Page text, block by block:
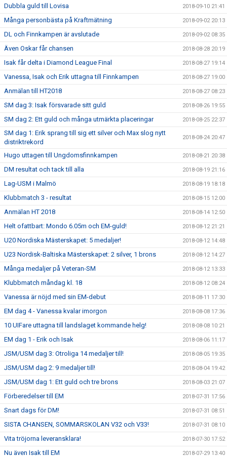
Dubbla guld till Lovisa 2018-09-10 21:41
Många personbästa på Kraftmätning 2018-09-02 20:13
DL och Finnkampen är avslutade 2018-09-02 08:35
Även Oskar får chansen 2018-08-28 20:19
Isak får delta i Diamond League Final 2018-08-27 19:14
Vanessa, Isak och Erik uttagna till Finnkampen 2018-08-27 19:00
Anmälan till HT2018 2018-08-27 08:23
SM dag 3: Isak försvarade sitt guld 2018-08-26 19:55
SM dag 2: Ett guld och många utmärkta placeringar 2018-08-25 22:37
SM dag 1: Erik sprang till sig ett silver och Max slog nytt
distriktrekord
2018-08-24 20:47
Hugo uttagen till Ungdomsfinnkampen 2018-08-21 20:38
DM resultat och tack till alla 2018-08-19 21:16
Lag-USM i Malmö 2018-08-19 18:18
Klubbmatch 3 - resultat 2018-08-15 12:00
Anmälan HT 2018 2018-08-14 12:50
Helt ofattbart: Mondo 6.05m och EM-guld! 2018-08-12 21:21
U20 Nordiska Mästerskapet: 5 medaljer! 2018-08-12 14:48
U23 Nordisk-Baltiska Mästerskapet: 2 silver, 1 brons 2018-08-12 14:27
Många medaljer på Veteran-SM 2018-08-12 13:33
Klubbmatch måndag kl. 18 2018-08-12 08:24
Vanessa är nöjd med sin EM-debut 2018-08-11 17:30
EM dag 4 - Vanessa kvalar imorgon 2018-08-08 17:36
10 UIFare uttagna till landslaget kommande helg! 2018-08-08 10:21
EM dag 1 - Erik och Isak 2018-08-06 11:17
JSM/USM dag 3: Otroliga 14 medaljer till! 2018-08-05 19:35
JSM/USM dag 2: 9 medaljer till! 2018-08-04 19:42
JSM/USM dag 1: Ett guld och tre brons 2018-08-03 21:07
Förberedelser till EM 2018-07-31 17:56
Snart dags för DM! 2018-07-31 08:51
SISTA CHANSEN, SOMMARSKOLAN V32 och V33! 2018-07-31 08:10
Vita tröjorna leveransklara! 2018-07-30 17:52
Nu även Isak till EM 2018-07-29 13:40